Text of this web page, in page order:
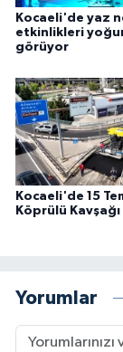
Kocaeli'de yaz
etkinlikleri
görüyor
Kocaeli'de 15
Köprülü
Yorumlar